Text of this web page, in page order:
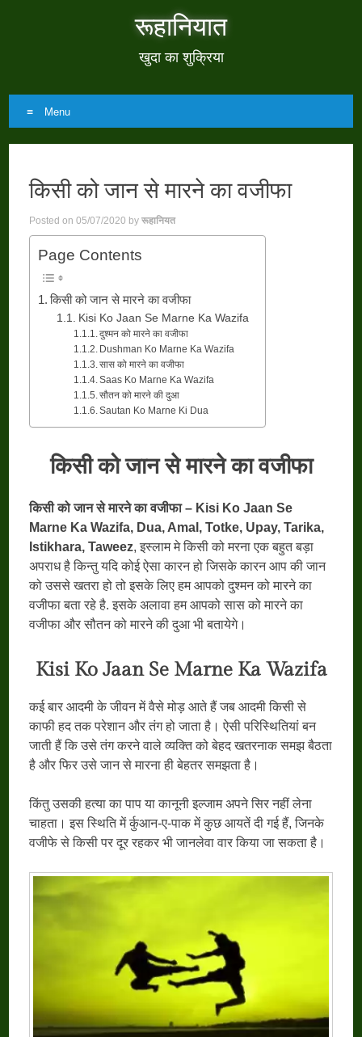
रूहानियात
खुदा का शुक्रिया
Menu
Skip
content
किसी को जान से मारने का वजीफा
Posted on05/07/2020 byरूहानियत
Page Contents
किसी को जान से मारने का वजीफा
Kisi Ko Jaan Se Marne Ka Wazifa
दुश्मन को मारने का वजीफा
Dushman Ko Marne Ka Wazifa
सास को मारने का वजीफा
Saas Ko Marne Ka Wazifa
सौतन को मारने की दुआ
Sautan Ko Marne Ki Dua
किसी को जान से मारने का वजीफा
किसी को जान से मारने का वजीफा – Kisi Ko Jaan Se
Marne Ka Wazifa, Dua, Amal, Totke, Upay, Tarika,
Istikhara, Taweez, इस्लाम मे किसी को मरना एक बहुत बड़ा
अपराध है किन्तु यदि कोई ऐसा कारन हो जिसके कारन आप की जान
को उससे खतरा हो तो इसके लिए हम आपको दुश्मन को मारने का
वजीफा बता रहे है. इसके अलावा हम आपको सास को मारने का
वजीफा और सौतन को मारने की दुआ भी बतायेगे।
Kisi Ko Jaan Se Marne Ka Wazifa
कई बार आदमी के जीवन में वैसे मोड़ आते हैं जब आदमी किसी से
काफी हद तक परेशान और तंग हो जाता है। ऐसी परिस्थितियां बन
जाती हैं कि उसे तंग करने वाले व्यक्ति को बेहद खतरनाक समझ बैठता
है और फिर उसे जान से मारना ही बेहतर समझता है।
किंतु उसकी हत्या का पाप या कानूनी इल्जाम अपने सिर नहीं लेना
चाहता। इस स्थिति में र्कुआन-ए-पाक में कुछ आयतें दी गई हैं, जिनके
वजीफे से किसी पर दूर रहकर भी जानलेवा वार किया जा सकता है।